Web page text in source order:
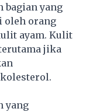
yang
oleh orang
ayam. Kulit
jika
yang